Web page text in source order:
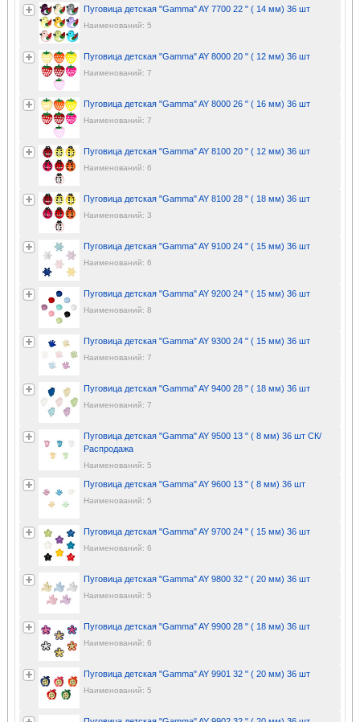
Пуговица детская "Gamma" AY 7700 22 " ( 14 мм) 36 шт
Наименований: 5
Пуговица детская "Gamma" AY 8000 20 " ( 12 мм) 36 шт
Наименований: 7
Пуговица детская "Gamma" AY 8000 26 " ( 16 мм) 36 шт
Наименований: 7
Пуговица детская "Gamma" AY 8100 20 " ( 12 мм) 36 шт
Наименований: 6
Пуговица детская "Gamma" AY 8100 28 " ( 18 мм) 36 шт
Наименований: 3
Пуговица детская "Gamma" AY 9100 24 " ( 15 мм) 36 шт
Наименований: 6
Пуговица детская "Gamma" AY 9200 24 " ( 15 мм) 36 шт
Наименований: 8
Пуговица детская "Gamma" AY 9300 24 " ( 15 мм) 36 шт
Наименований: 7
Пуговица детская "Gamma" AY 9400 28 " ( 18 мм) 36 шт
Наименований: 7
Пуговица детская "Gamma" AY 9500 13 " ( 8 мм) 36 шт СК/
Распродажа
Наименований: 5
Пуговица детская "Gamma" AY 9600 13 " ( 8 мм) 36 шт
Наименований: 5
Пуговица детская "Gamma" AY 9700 24 " ( 15 мм) 36 шт
Наименований: 6
Пуговица детская "Gamma" AY 9800 32 " ( 20 мм) 36 шт
Наименований: 5
Пуговица детская "Gamma" AY 9900 28 " ( 18 мм) 36 шт
Наименований: 6
Пуговица детская "Gamma" AY 9901 32 " ( 20 мм) 36 шт
Наименований: 5